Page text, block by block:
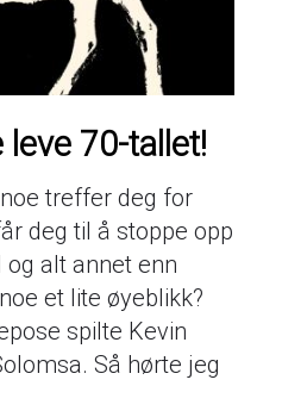
70-tallet!
treffer deg for
deg til å stoppe opp
alt annet enn
et lite øyeblikk?
spilte Kevin
Så hørte jeg